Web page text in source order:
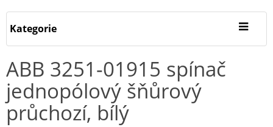
Kategorie
ABB 3251-01915 spínač
jednopólový šňůrový
průchozí, bílý